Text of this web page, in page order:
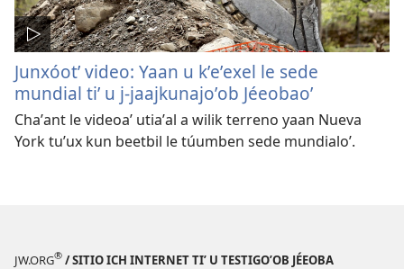
Junxóotʼ video: Yaan u kʼeʼexel le sede
mundial tiʼ u j-jaajkunajoʼob Jéeobaoʼ
Chaʼant le videoaʼ utiaʼal a wilik terreno yaan Nueva
York tuʼux kun beetbil le túumben sede mundialoʼ.
JW.ORG® / SITIO ICH INTERNET TIʼ U TESTIGOʼOB JÉEOBA